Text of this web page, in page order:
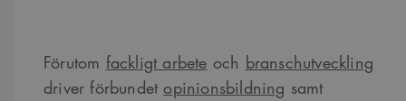
Förutom fackligt arbete och branschutveckling
driver förbundetopinionsbildning samt